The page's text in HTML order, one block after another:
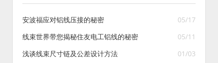
05/17
安波福应对铝线压接的秘密
05/11
线束世界带您揭秘住友电工铝线的秘密
01/03
浅谈线束尺寸链及公差设计方法